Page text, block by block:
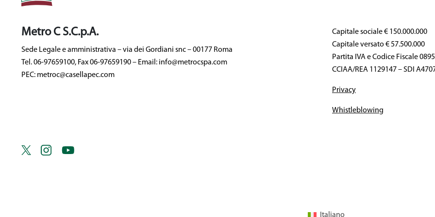
Metro C S.C.p.A.
Sede Legale e amministrativa – via dei Gordiani snc – 00177 Roma
Tel. 06-97659100, Fax 06-97659190 – Email: info@metrocspa.com
PEC: metroc@casellapec.com
Capitale sociale € 150.000.000
Capitale versato € 57.500.000
Partita IVA e Codice Fiscale
CCIAA/REA 1129147 – SDI
Privacy
Whistleblowing
Italiano